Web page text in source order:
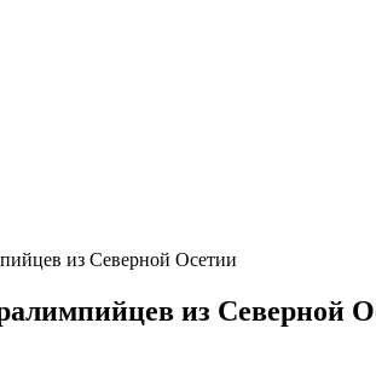
из Северной Осетии
из Северной